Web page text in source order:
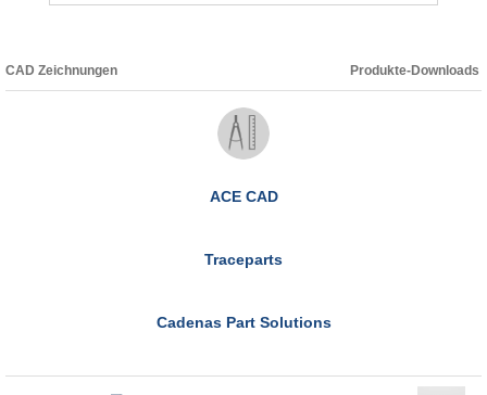
CAD Zeichnungen Produkte-Downloads
ACE CAD
Traceparts
Cadenas Part Solutions